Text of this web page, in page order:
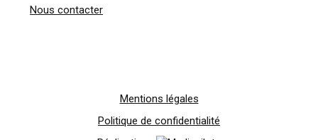
Nous contacter
Mentions légales
Politique de confidentialité